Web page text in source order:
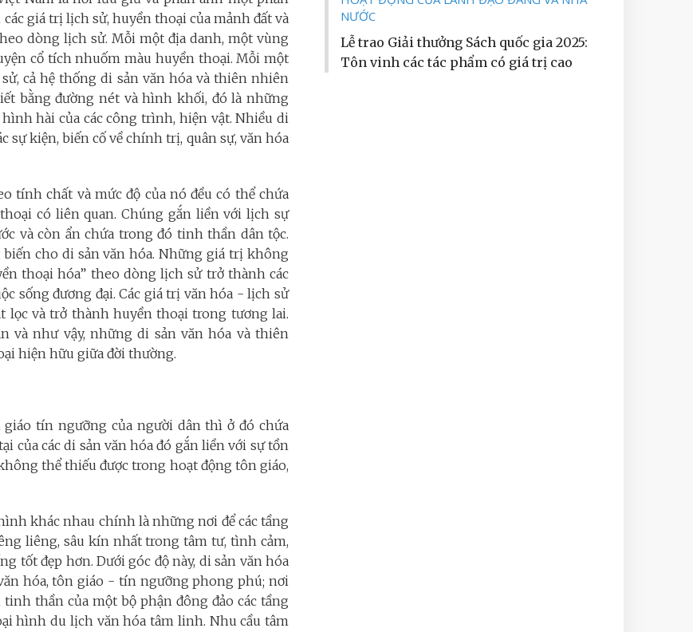
giá trị lịch sử, huyền thoại của mảnh đất và
dòng lịch sử. Mỗi một địa danh, một vùng
cổ tích nhuốm màu huyền thoại. Mỗi một
cả hệ thống di sản văn hóa và thiên nhiên
bằng đường nét và hình khối, đó là những
hài của các công trình, hiện vật. Nhiều di
sự kiện, biến cố về chính trị, quân sự, văn hóa
tính chất và mức độ của nó đều có thể chứa
có liên quan. Chúng gắn liền với lịch sự
và còn ẩn chứa trong đó tinh thần dân tộc.
cho di sản văn hóa. Những giá trị không
thoại hóa” theo dòng lịch sử trở thành các
sống đương đại. Các giá trị văn hóa - lịch sử
lọc và trở thành huyền thoại trong tương lai.
và như vậy, những di sản văn hóa và thiên
hiện hữu giữa đời thường.
tín ngưỡng của người dân thì ở đó chứa
của các di sản văn hóa đó gắn liền với sự tồn
thể thiếu được trong hoạt động tôn giáo,
khác nhau chính là những nơi để các tầng
liêng, sâu kín nhất trong tâm tư, tình cảm,
tốt đẹp hơn. Dưới góc độ này, di sản văn hóa
hóa, tôn giáo - tín ngưỡng phong phú; nơi
thần của một bộ phận đông đảo các tầng
hình du lịch văn hóa tâm linh. Nhu cầu tâm
NƯỚC
Lễ trao Giải thưởng Sách quốc gia 2025:
Tôn vinh các tác phẩm có giá trị cao